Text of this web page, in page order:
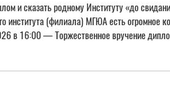
и сказать родному Институту «до
(филиала) МГЮА есть огромное
в 16:00 — Торжественное вручение